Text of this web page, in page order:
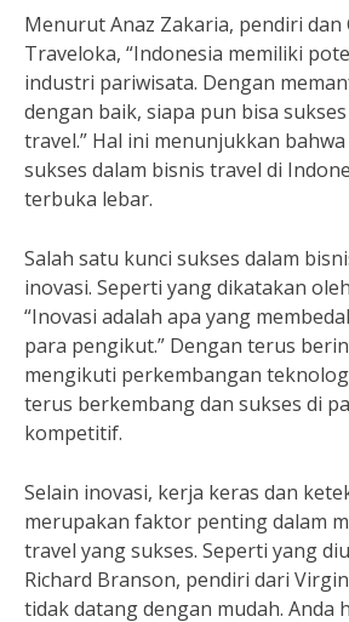
Menurut Anaz Zakaria, pendiri dan
Traveloka, “Indonesia memiliki
industri pariwisata. Dengan
dengan baik, siapa pun bisa
travel.” Hal ini menunjukkan
sukses dalam bisnis travel di
terbuka lebar.
Salah satu kunci sukses dalam
inovasi. Seperti yang dikatakan
“Inovasi adalah apa yang
para pengikut.” Dengan terus
mengikuti perkembangan
terus berkembang dan sukses di
kompetitif.
Selain inovasi, kerja keras dan
merupakan faktor penting dalam
travel yang sukses. Seperti yang
Richard Branson, pendiri dari
tidak datang dengan mudah. Anda